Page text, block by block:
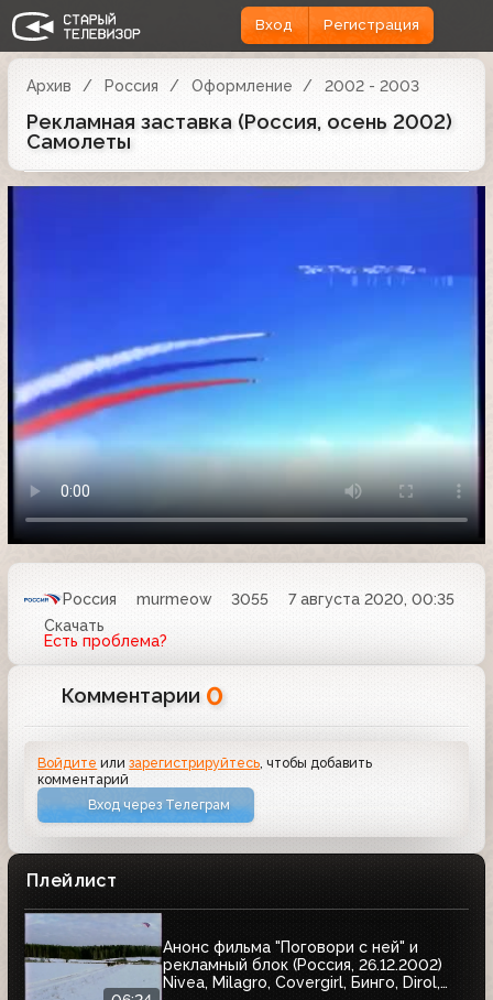
Вход Регистрация
Архив Россия Оформление 2002 - 2003
Рекламная заставка (Россия, осень 2002)
Самолеты
Россия murmeow 3055
7 августа 2020, 00:35
Скачать
Есть проблема?
Комментарии 0
Войдите илизарегистрируйтесь, чтобы добавить
комментарий
Вход через Телеграм
Плейлист
Анонс фильма "Поговори с ней" и
рекламный блок (Россия, 26.12.2002)
Nivea, Milagro, Covergirl, Бинго, Dirol,